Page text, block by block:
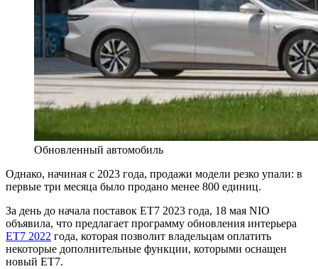
Обновленный автомобиль
Однако, начиная с 2023 года, продажи модели резко упали: в
первые три месяца было продано менее 800 единиц.
За день до начала поставок ET7 2023 года, 18 мая NIO
объявила, что предлагает программу обновления интерьера
ET7 2022 года, которая позволит владельцам оплатить
некоторые дополнительные функции, которыми оснащен
новый ET7.